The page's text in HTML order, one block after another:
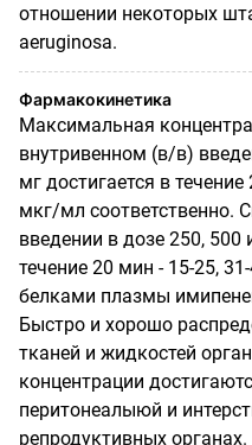
отношении некоторых
aeruginosa.
Фармакокинетика
Максимальная
внутривенном (в/в)
мг достигается в
мкг/мл соответственно.
введении в дозе 250, 500
течение 20 мин - 15-25,
белками плазмы
Быстро и хорошо
тканей и жидкостей
концентрации
перитонеалыюй и
репродуктивных